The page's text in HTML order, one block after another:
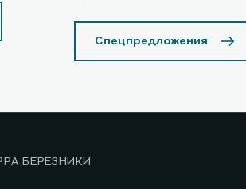
Спецпредложения
БЕРЕЗНИКИ